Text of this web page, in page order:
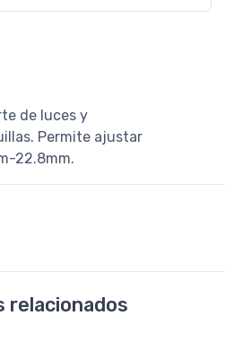
de luces y
Permite ajustar
22.8mm.
relacionados